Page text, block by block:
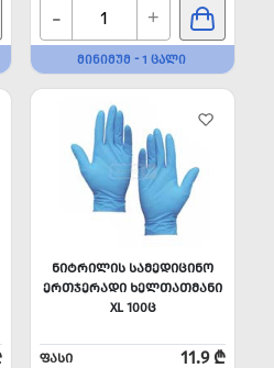
- +
ᲛᲘᲜᲘᲛᲣᲛ - 1 ᲪᲐᲚᲘ
ᲜᲘᲢᲠᲘᲚᲘᲡ ᲡᲐᲛᲔᲓᲘᲪᲘᲜᲝ
ᲔᲠᲗᲯᲔᲠᲐᲓᲘ ᲮᲔᲚᲗᲐᲗᲛᲐᲜᲘ
XL 100Ც
ᲤᲐᲡᲘ 11.9 ₾